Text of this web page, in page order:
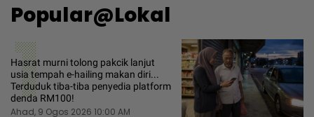
Popular@Lokal
1
Hasrat murni tolong pakcik lanjut
usia tempah e-hailing makan diri...
Terduduk tiba-tiba penyedia platform
denda RM100!
Ahad, 9 Ogos 2026 10:00 AM